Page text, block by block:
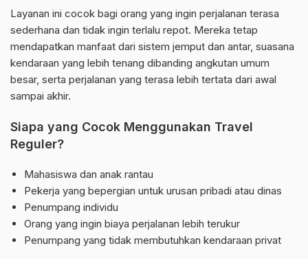
Layanan ini cocok bagi orang yang ingin perjalanan terasa
sederhana dan tidak ingin terlalu repot. Mereka tetap
mendapatkan manfaat dari sistem jemput dan antar, suasana
kendaraan yang lebih tenang dibanding angkutan umum
besar, serta perjalanan yang terasa lebih tertata dari awal
sampai akhir.
Siapa yang Cocok Menggunakan Travel
Reguler?
Mahasiswa dan anak rantau
Pekerja yang bepergian untuk urusan pribadi atau dinas
Penumpang individu
Orang yang ingin biaya perjalanan lebih terukur
Penumpang yang tidak membutuhkan kendaraan privat